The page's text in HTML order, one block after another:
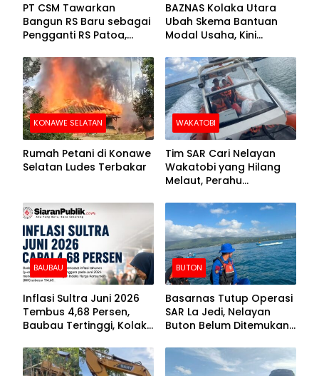
PT CSM Tawarkan
Bangun RS Baru sebagai
Pengganti RS Patoa,
Kolut
BAZNAS Kolaka Utara
Ubah Skema Bantuan
Modal Usaha, Kini
Barang Senilai Rp419,5
Juta
KONAWE SELATAN
Rumah Petani di Konawe
Selatan Ludes Terbakar
WAKATOBI
Tim SAR Cari Nelayan
Wakatobi yang Hilang
Melaut, Perahu
Kemasukan Air
BAUBAU
Inflasi Sultra Juni 2026
Tembus 4,68 Persen,
Baubau Tertinggi, Kolaka
BUTON
Basarnas Tutup Operasi
SAR La Jedi, Nelayan
Buton Belum Ditemukan